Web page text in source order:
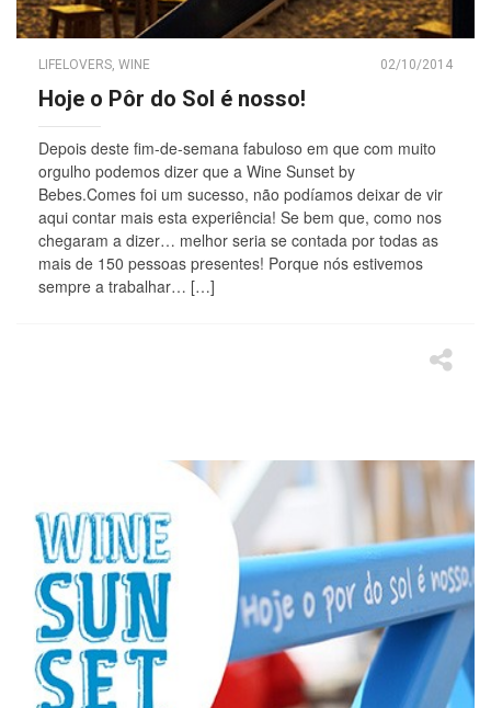
LIFELOVERS, WINE 02/10/2014
Hoje o Pôr do Sol é nosso!
Depois deste fim-de-semana fabuloso em que com muito
orgulho podemos dizer que a Wine Sunset by
Bebes.Comes foi um sucesso, não podíamos deixar de vir
aqui contar mais esta experiência! Se bem que, como nos
chegaram a dizer… melhor seria se contada por todas as
mais de 150 pessoas presentes! Porque nós estivemos
sempre a trabalhar… […]